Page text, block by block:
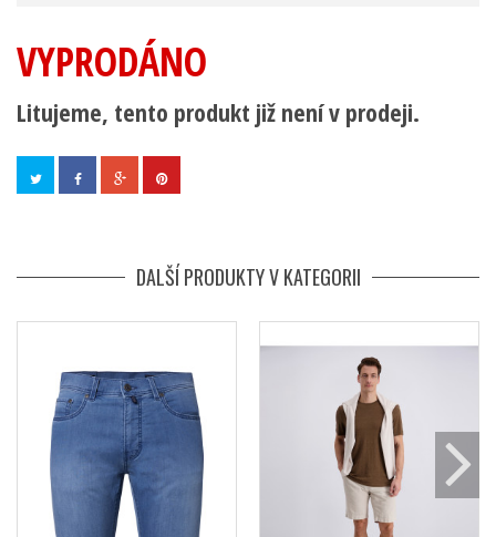
VYPRODÁNO
Litujeme, tento produkt již není v prodeji.
DALŠÍ PRODUKTY V KATEGORII